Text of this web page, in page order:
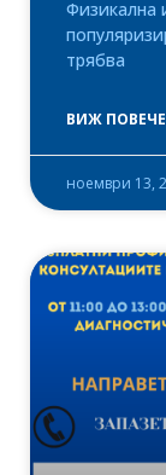
Физикална
трябва
ВИЖ
ноември 13,